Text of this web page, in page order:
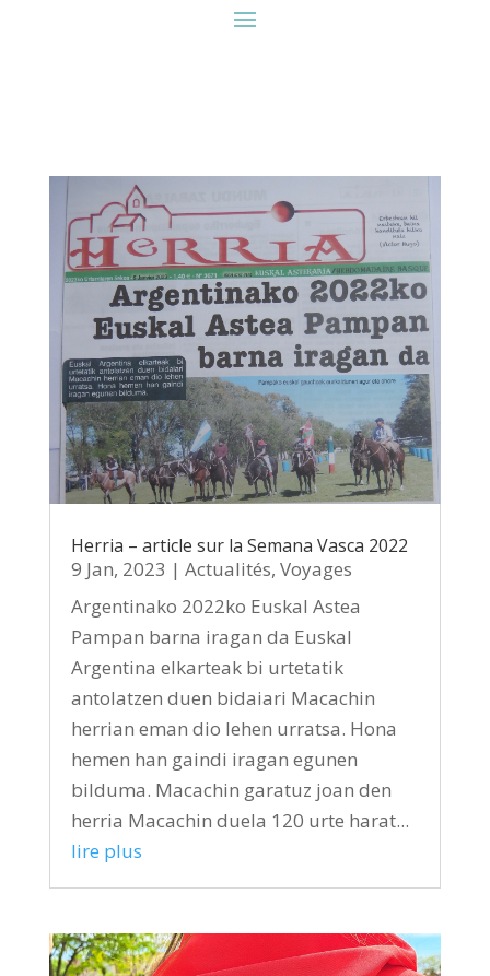
Herria – article sur la Semana Vasca 2022
9 Jan, 2023 | Actualités, Voyages
Argentinako 2022ko Euskal Astea
Pampan barna iragan da Euskal
Argentina elkarteak bi urtetatik
antolatzen duen bidaiari Macachin
herrian eman dio lehen urratsa. Hona
hemen han gaindi iragan egunen
bilduma. Macachin garatuz joan den
herria Macachin duela 120 urte harat...
lire plus